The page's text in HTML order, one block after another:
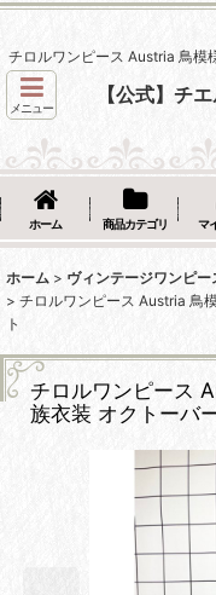
チロルワンピース Austria 鳥模
メニュー
【公式】チ
ホーム 商品カテゴリ マ
ホーム > ヴィンテージワンピー
> チロルワンピース Austria 鳥
ト
チロルワンピース
族衣装 オクトーバ